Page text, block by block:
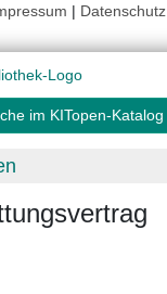
| Datenschutz
im KITopen-Katalog